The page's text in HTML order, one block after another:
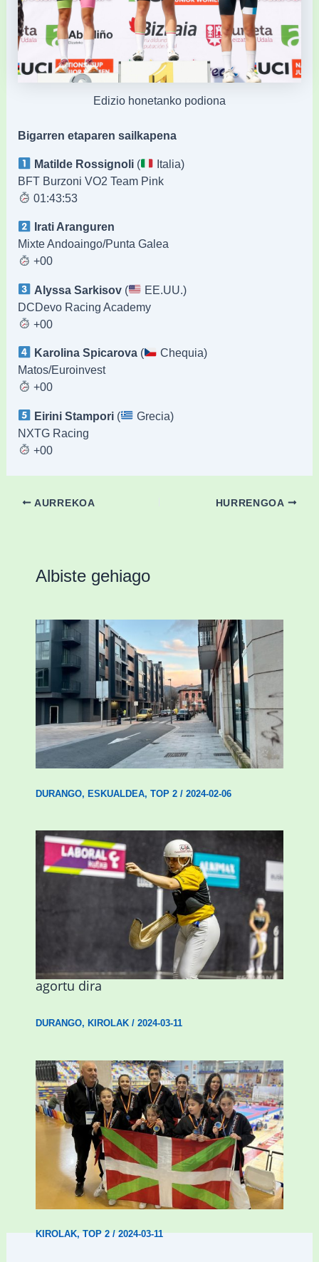
Edizio honetanko podiona
Bigarren etaparen sailkapena
Matilde Rossignoli(
Italia)
BFT Burzoni VO2 Team Pink
01:43:53
Irati Aranguren
Mixte Andoaingo/Punta Galea
+00
Alyssa Sarkisov(
EE.UU.)
DCDevo Racing Academy
+00
Karolina Spicarova(
Chequia)
Matos/Euroinvest
+00
Eirini Stampori(
Grecia)
NXTG Racing
+00
AURREKOA HURRENGOA
Albiste gehiago
Udal etxebizitza tasatuei buruzko lehen
ordenantza izango du Durangok
DURANGO, ESKUALDEA, TOP 2/ 2024-02-06
Astelehenean Durangon jokatuko den
emakumezkoen zesta finaleko sarrerak
agortu dira
DURANGO, KIROLAK/ 2024-03-11
Wadokan garaile Espainiako txapelketan
14 dominarekin
KIROLAK,TOP 2/2024-03-11